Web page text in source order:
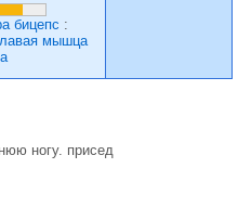
бицепс :
мышца
ногу. присед